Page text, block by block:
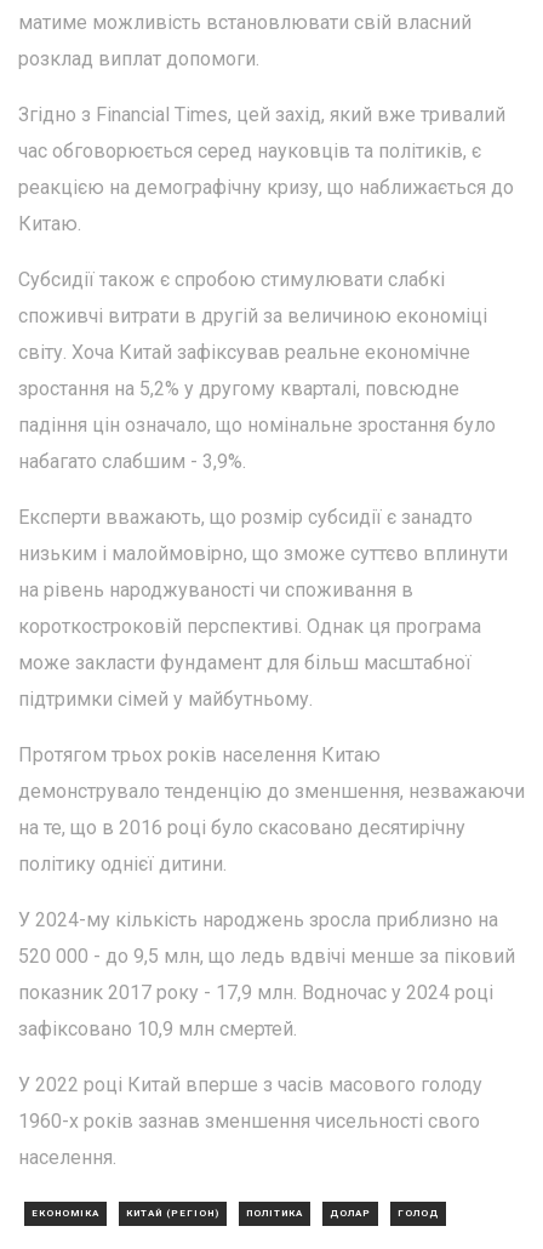
матиме можливість встановлювати свій власний
розклад виплат допомоги.
Згідно з Financial Times, цей захід, який вже тривалий
час обговорюється серед науковців та політиків, є
реакцією на демографічну кризу, що наближається до
Китаю.
Субсидії також є спробою стимулювати слабкі
споживчі витрати в другій за величиною економіці
світу. Хоча Китай зафіксував реальне економічне
зростання на 5,2% у другому кварталі, повсюдне
падіння цін означало, що номінальне зростання було
набагато слабшим - 3,9%.
Експерти вважають, що розмір субсидії є занадто
низьким і малоймовірно, що зможе суттєво вплинути
на рівень народжуваності чи споживання в
короткостроковій перспективі. Однак ця програма
може закласти фундамент для більш масштабної
підтримки сімей у майбутньому.
Протягом трьох років населення Китаю
демонструвало тенденцію до зменшення, незважаючи
на те, що в 2016 році було скасовано десятирічну
політику однієї дитини.
У 2024-му кількість народжень зросла приблизно на
520 000 - до 9,5 млн, що ледь вдвічі менше за піковий
показник 2017 року - 17,9 млн. Водночас у 2024 році
зафіксовано 10,9 млн смертей.
У 2022 році Китай вперше з часів масового голоду
1960-х років зазнав зменшення чисельності свого
населення.
ЕКОНОМІКА КИТАЙ (РЕГІОН) ПОЛІТИКА ДОЛАР ГОЛОД